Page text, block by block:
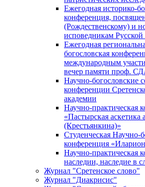
Ежегодная историко-
конференция,
(Рождественскому) и
исповедникам
Ежегодная
богословская
международным
вечер памяти проф.
Научно-богословские
конференции
академии
Научно-практическая
«Пастырская
(Крестьянкина)»
Студенческая Научно-
конференция
Научно-практическая
наследии, наследие в
Журнал "Сретенское слово"
Журнал "Диакрисис"